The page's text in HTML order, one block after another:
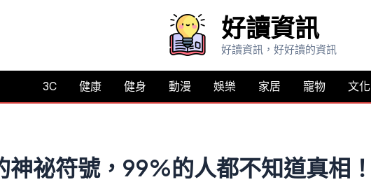
好讀資訊
好讀資訊，好好讀的資訊
3C 健康 健身 動漫 娛樂 家居 寵物 文化
神祕符號，99%的人都不知道真相！